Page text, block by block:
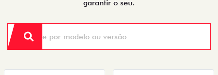
garantir o seu.